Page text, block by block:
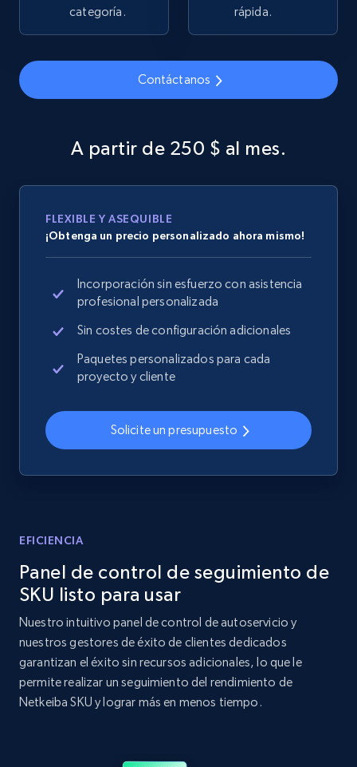
Sku, Product id, Product name, Manufacturer,
Home Depot US - Discover products by
and more.
specified UPC
Sku, Product id, Product name, Manufacturer,
and more.
Home Depot US - Discovery products by
specific category URL
URL, Domain, Country code, Model number,
and more.
Comenzar ahora
categoría.
rápida.
Contáctanos
A partir de 250 $ al mes.
FLEXIBLE Y ASEQUIBLE
¡Obtenga un precio personalizado ahora mismo!
Incorporación sin esfuerzo con asistencia
profesional personalizada
Sin costes de configuración adicionales
Paquetes personalizados para cada
proyecto y cliente
Solicite un presupuesto
EFICIENCIA
Panel de control de seguimiento de
SKU listo para usar
Nuestro intuitivo panel de control de autoservicio y
nuestros gestores de éxito de clientes dedicados
garantizan el éxito sin recursos adicionales, lo que le
permite realizar un seguimiento del rendimiento de
Netkeiba SKU y lograr más en menos tiempo.